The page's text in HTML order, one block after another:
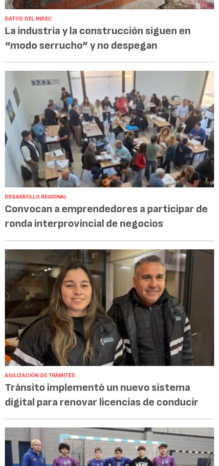
DATOS DEL INDEC
La industria y la construcción siguen en
“modo serrucho” y no despegan
DESARROLLO REGIONAL
Convocan a emprendedores a participar de
ronda interprovincial de negocios
AGILIZACIÓN DE TRÁMITES
Tránsito implementó un nuevo sistema
digital para renovar licencias de conducir